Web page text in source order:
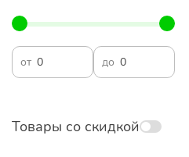
от до
Товары со скидкой